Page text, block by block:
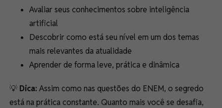
Avaliar seus conhecimentos sobre inteligência
artificial
Descobrir como está seu nível em um dos temas
mais relevantes da atualidade
Aprender de forma leve, prática e dinâmica
💡 Dica: Assim como nas questões do ENEM, o segredo
está na prática constante. Quanto mais você se desafia,